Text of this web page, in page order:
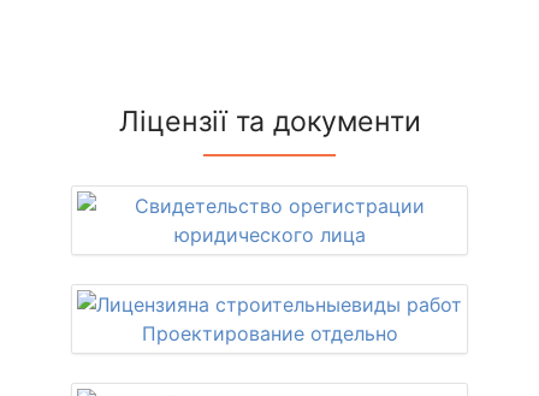
Ліцензії та документи